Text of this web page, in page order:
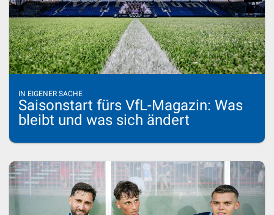
IN EIGENER SACHE
Saisonstart fürs VfL-Magazin: Was
bleibt und was sich ändert